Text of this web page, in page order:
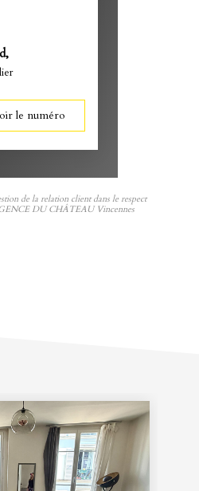
,
le numéro
de la relation client dans le respect
DU CHÂTEAU Vincennes